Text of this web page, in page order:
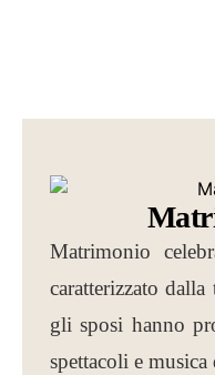
Matrimonio
caratterizzato
gli sposi hanno
spettacoli e